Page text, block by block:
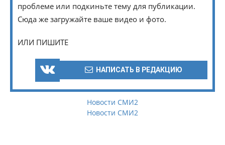
проблеме или подкиньте тему для публикации.
Сюда же загружайте ваше видео и фото.
ИЛИ ПИШИТЕ
НАПИСАТЬ В РЕДАКЦИЮ
Новости СМИ2
Новости СМИ2